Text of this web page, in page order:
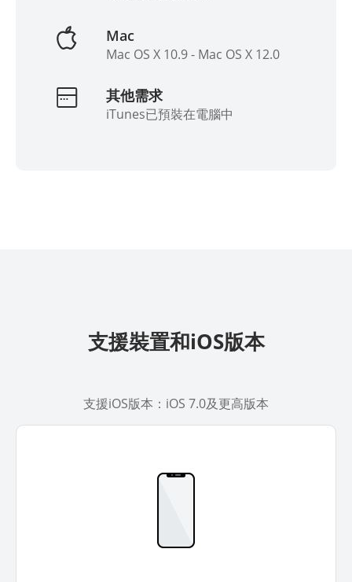
Mac
Mac OS X 10.9 - Mac OS X 12.0
其他需求
iTunes已預裝在電腦中
支援裝置和iOS版本
支援iOS版本：iOS 7.0及更高版本